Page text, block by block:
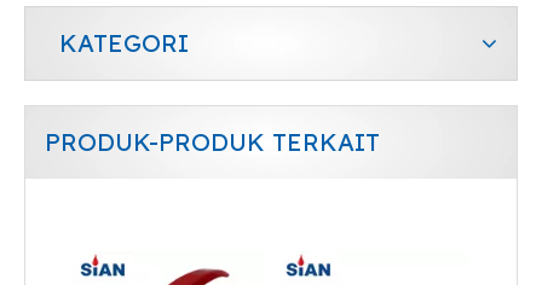
KATEGORI
PRODUK-PRODUK TERKAIT
Katup Paduan Kuningan Andal untuk Alat Pemadam Api CO2 Buatan China